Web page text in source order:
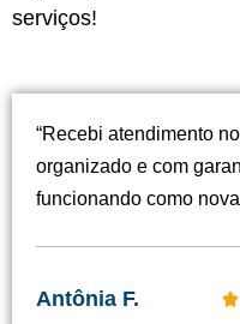
serviços!
“Recebi atendimento
organizado e com
funcionando como
Antônia F. 